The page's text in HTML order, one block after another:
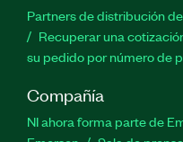
Partners de distribución
Recuperar una
su pedido por número de
Compañía
NI ahora forma parte de